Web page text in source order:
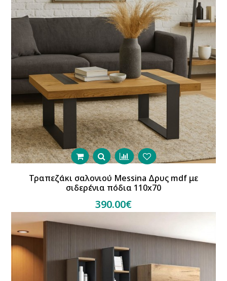
Τραπεζάκι σαλονιού Messina Δρυς mdf με
σιδερένια πόδια 110x70
390.00€